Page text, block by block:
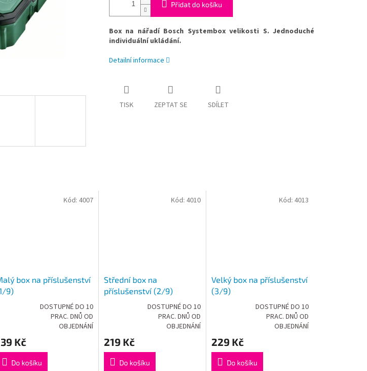
Přidat do košíku
Box na nářadí Bosch Systembox velikosti S. Jednoduché
individuální ukládání.
Detailní informace
TISK ZEPTAT SE SDÍLET
box na příslušenství
9)
5,0
DOSTUPNÉ DO 10
PRAC. DNŮ OD
OBJEDNÁNÍ
Kč
Do košíku
Kód: 4007
Střední box na
příslušenství (2/9)
produktu
je
5,0
DOSTUPNÉ DO 10
PRAC. DNŮ OD
OBJEDNÁNÍ
219 Kč
Do košíku
Kód: 4010
Velký box na příslušenství
(3/9)
produktu
je
5,0
DOSTUPNÉ DO 10
PRAC. DNŮ OD
OBJEDNÁNÍ
229 Kč
Do košíku
Kód: 4013